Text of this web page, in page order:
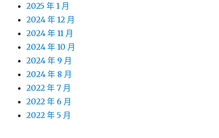
2025 年 1 月
2024 年 12 月
2024 年 11 月
2024 年 10 月
2024 年 9 月
2024 年 8 月
2022 年 7 月
2022 年 6 月
2022 年 5 月